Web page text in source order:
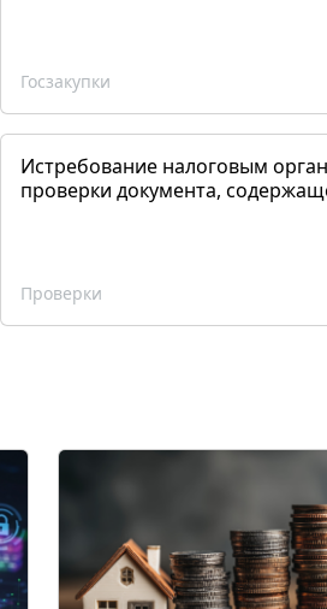
Госзакупки
Истребование налоговым
проверки документа,
Проверки